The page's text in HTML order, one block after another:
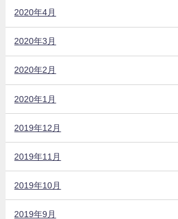
2020年4月
2020年3月
2020年2月
2020年1月
2019年12月
2019年11月
2019年10月
2019年9月